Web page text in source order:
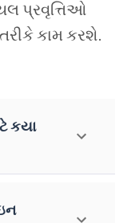
પ્રવૃત્તિઓ
કામ કરશે.
કયા